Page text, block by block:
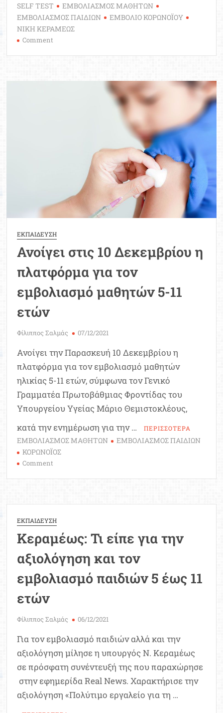
SELF TEST
ΕΜΒΟΛΙΑΣΜΟΣ ΜΑΘΗΤΩΝ
ΕΜΒΟΛΙΑΣΜΟΣ ΠΑΙΔΙΩΝ
ΕΜΒΟΛΙΟ ΚΟΡΩΝΟΪΟΥ
ΝΙΚΗ ΚΕΡΑΜΕΩΣ
Comment
ισχύσει
ΕΚΠΑΙΔΕΥΣΗ
Ανοίγει στις 10 Δεκεμβρίου η
πλατφόρμα για τον
εμβολιασμό μαθητών 5-11
ετών
Φίλιππος Σαλμάς 07/12/2021
Ανοίγει την Παρασκευή 10 Δεκεμβρίου η
πλατφόρμα για τον εμβολιασμό μαθητών
ηλικίας 5-11 ετών, σύμφωνα τον Γενικό
Γραμματέα Πρωτοβάθμιας Φροντίδας του
Υπουργείου Υγείας Μάριο Θεμιστοκλέους,
κατά την ενημέρωση για την …
ΠΕΡΙΣΣΟΤΕΡΑ
ΕΜΒΟΛΙΑΣΜΟΣ ΜΑΘΗΤΩΝ
ΕΜΒΟΛΙΑΣΜΟΣ ΠΑΙΔΙΩΝ
ΚΟΡΩΝΟΪΟΣ
Comment
Δεκεμβρίου
η
πλατφόρμα
για
τον
εμβολιασμό
5-
ΕΚΠΑΙΔΕΥΣΗ
Κεραμέως: Τι είπε για την
αξιολόγηση και τον
εμβολιασμό παιδιών 5 έως 11
ετών
Φίλιππος Σαλμάς 06/12/2021
Για τον εμβολιασμό παιδιών αλλά και την
αξιολόγηση μίλησε η υπουργός Ν. Κεραμέως
σε πρόσφατη συνέντευξή της που παραχώρησε
στην εφημερίδα Real News. Χαρακτήρισε την
αξιολόγηση «Πολύτιμο εργαλείο για τη …